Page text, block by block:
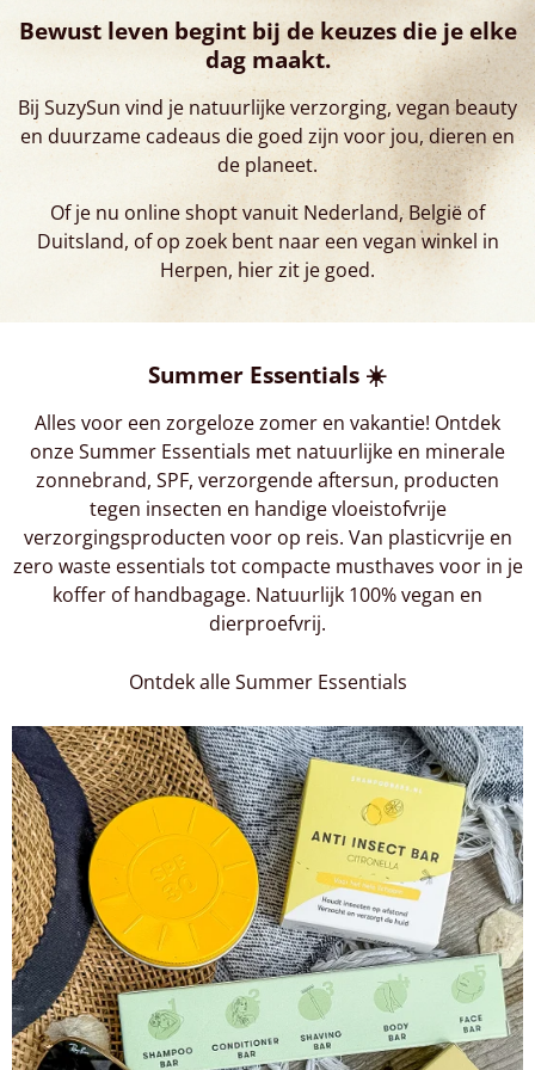
Bewust leven begint bij de keuzes die je elke
dag maakt.
Bij SuzySun vind je natuurlijke verzorging, vegan beauty
en duurzame cadeaus die goed zijn voor jou, dieren en
de planeet.
Of je nu online shopt vanuit Nederland, België of
Duitsland, of op zoek bent naar een vegan winkel in
Herpen, hier zit je goed.
Summer Essentials ☀️
Alles voor een zorgeloze zomer en vakantie! Ontdek
onze Summer Essentials met natuurlijke en minerale
zonnebrand, SPF, verzorgende aftersun, producten
tegen insecten en handige vloeistofvrije
verzorgingsproducten voor op reis. Van plasticvrije en
zero waste essentials tot compacte musthaves voor in je
koffer of handbagage. Natuurlijk 100% vegan en
dierproefvrij.
Ontdek alle Summer Essentials